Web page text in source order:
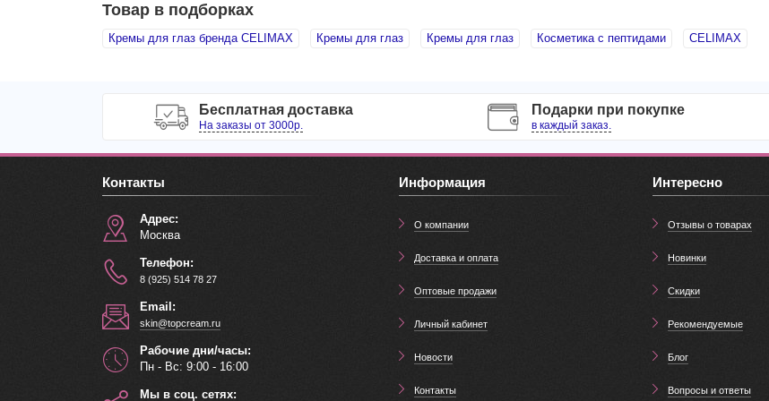
Товар в подборках
Кремы для глаз бренда CELIMAX Кремы для глаз Кремы для глаз Косметика с пептидами CELIMAX
Бесплатная доставка
На заказы от 3000р.
Подарки при покупке
в каждый заказ.
Контакты
Адрес:
Москва
Телефон:
8 (925) 514 78 27
Email:
skin@topcream.ru
Рабочие дни/часы:
Пн - Вс: 9:00 - 16:00
Мы в соц. сетях:
Информация
О компании
Доставка и оплата
Оптовые продажи
Личный кабинет
Новости
Контакты
Интересно
Отзывы о товарах
Новинки
Скидки
Рекомендуемые
Блог
Вопросы и ответы